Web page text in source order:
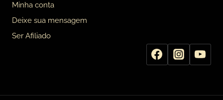
Minha conta
Deixe sua mensagem
Ser Afiliado